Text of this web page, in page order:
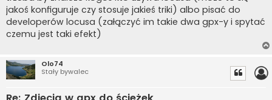
jakoś konfiguruje czy stosuje jakieś triki) albo pisać do
developerów locusa (załączyć im takie dwa gpx-y i spytać
czemu jest taki efekt)
Olo74
Stały bywalec